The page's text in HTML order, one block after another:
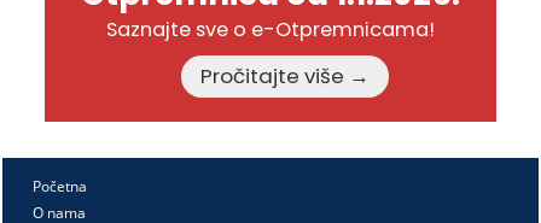
Saznajte sve o e-Otpremnicama!
Pročitajte više →
Početna
O nama